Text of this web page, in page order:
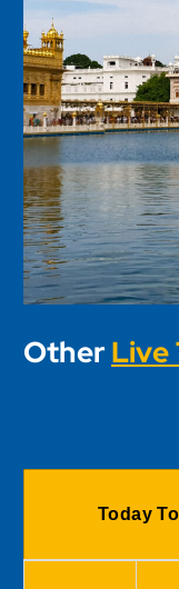
Other Live
Today